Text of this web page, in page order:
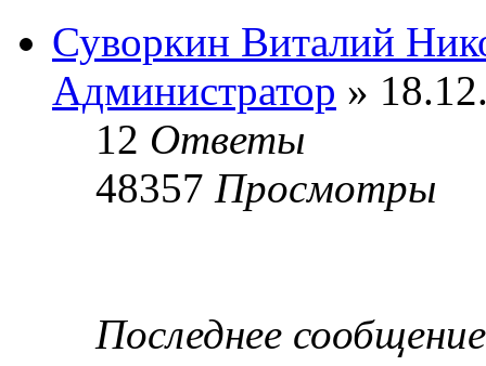
Суворкин Виталий
Администратор »
12 Ответы
48357 Просмотры
Последнее